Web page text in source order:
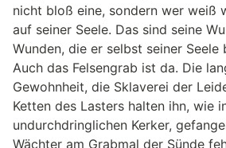
nicht bloß eine, sondern wer weiß
auf seiner Seele. Das sind seine
Wunden, die er selbst seiner Seele
Auch das Felsengrab ist da. Die
Gewohnheit, die Sklaverei der
Ketten des Lasters halten ihn, wie
undurchdringlichen Kerker,
Wächter am Grabmal der Sünde